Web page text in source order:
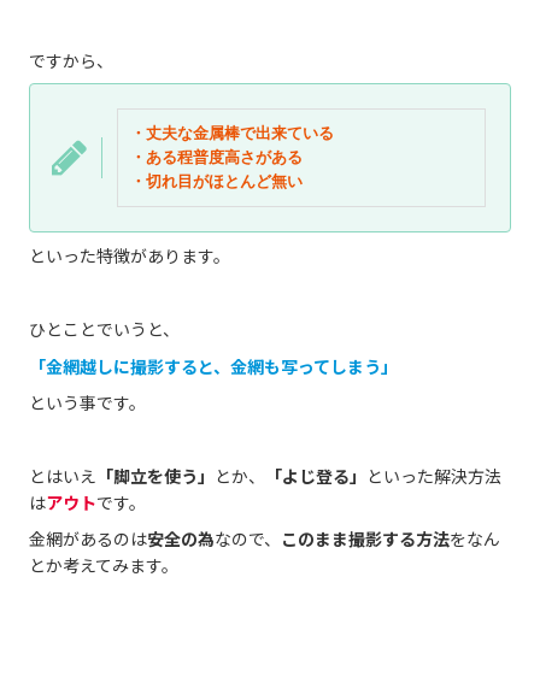
ですから、
・丈夫な金属棒で出来ている
・ある程普度高さがある
・切れ目がほとんど無い
といった特徴があります。
ひとことでいうと、
「金網越しに撮影すると、金網も写ってしまう」
という事です。
とはいえ 「脚立を使う」 とか、 「よじ登る」 といった解決方法
はアウトです。
金網があるのは安全の為なので、 このまま撮影する方法をなん
とか考えてみます。